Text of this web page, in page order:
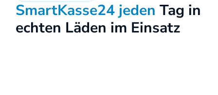
SmartKasse24 jeden Tag in
echten Läden im Einsatz